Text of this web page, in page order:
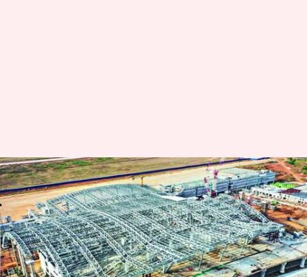
ரூ.951 கோடி செலவில்
திருச்சி புதிய விமான
நிலையம்: பலவிதமான
சிறப்பு அம்சங்கள்
எழுதியவர் Siranjeevi Jan 12, 2023 07:15 pm